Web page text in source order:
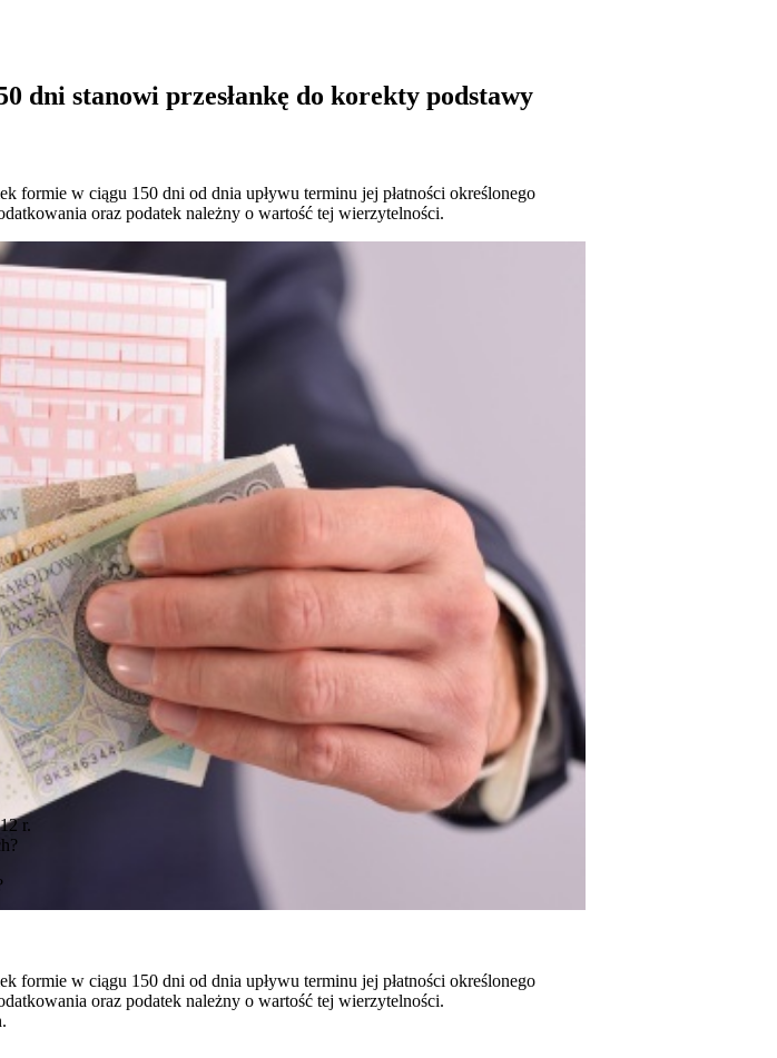
dni stanowi przesłankę do korekty podstawy
formie w ciągu 150 dni od dnia upływu terminu jej płatności określonego
oraz podatek należny o wartość tej wierzytelności.
r.
formie w ciągu 150 dni od dnia upływu terminu jej płatności określonego
oraz podatek należny o wartość tej wierzytelności.